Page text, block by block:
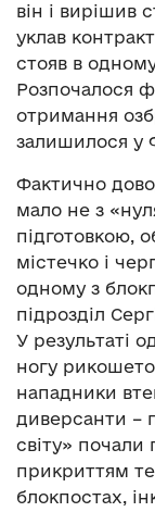
він і вирішив
уклав
стояв в
Розпочалося
отримання
залишилося у
Фактично
мало не з
підготовкою,
містечко і
одному з
підрозділ
У результаті
ногу
нападники
диверсанти –
світу» почали
прикриттям
блокпостах,